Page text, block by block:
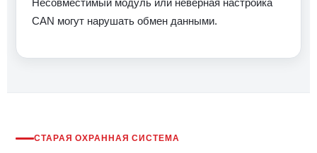
Несовместимый модуль или неверная настройка
CAN могут нарушать обмен данными.
СТАРАЯ ОХРАННАЯ СИСТЕМА